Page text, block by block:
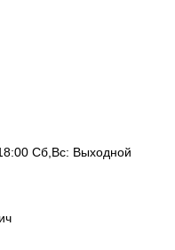
Сб,Вс: Выходной